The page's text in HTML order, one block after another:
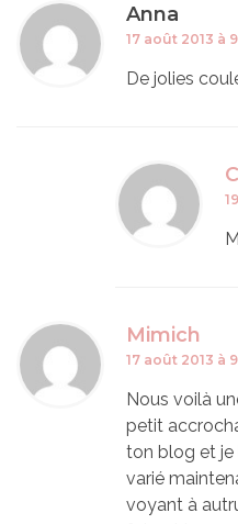
Anna
17 août 2013 à
De jolies
Mimich
17 août 2013 à
Nous voilà
petit
ton blog et je
varié
voyant à